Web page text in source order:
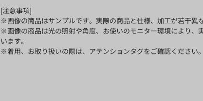
[注意事項]
※画像の商品はサンプルです。実際の商品と仕様、加工が若干異
※画像の商品は光の照射や角度、お使いのモニター環境により、
います。
※着用、お取り扱いの際は、アテンションタグをご確認ください。